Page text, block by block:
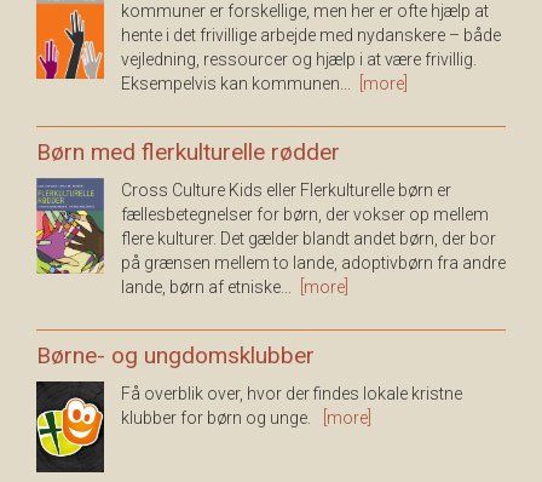
kommuner er forskellige, men her er ofte hjælp at
hente i det frivillige arbejde med nydanskere – både
vejledning, ressourcer og hjælp i at være frivillig.
Eksempelvis kan kommunen...
[more]
Børn med flerkulturelle rødder
Cross Culture Kids eller Flerkulturelle børn er
fællesbetegnelser for børn, der vokser op mellem
flere kulturer. Det gælder blandt andet børn, der bor
på grænsen mellem to lande, adoptivbørn fra andre
lande, børn af etniske...
[more]
Børne- og ungdomsklubber
Få overblik over, hvor der findes lokale kristne
klubber for børn og unge.
[more]